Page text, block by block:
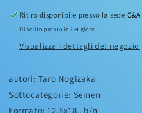
Ritiro disponibile presso la sede
Di solito pronto in 2-4 giorni
Visualizza i dettagli del negozio
autori: Taro Nogizaka
Sottocategorie: Seinen
Formato: 12.8x18 , b/n